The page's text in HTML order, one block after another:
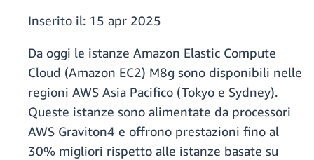
Inserito il: 15 apr 2025
Da oggi le istanze Amazon Elastic Compute
Cloud (Amazon EC2) M8g sono disponibili nelle
regioni AWS Asia Pacifico (Tokyo e Sydney).
Queste istanze sono alimentate da processori
AWS Graviton4 e offrono prestazioni fino al
30% migliori rispetto alle istanze basate su